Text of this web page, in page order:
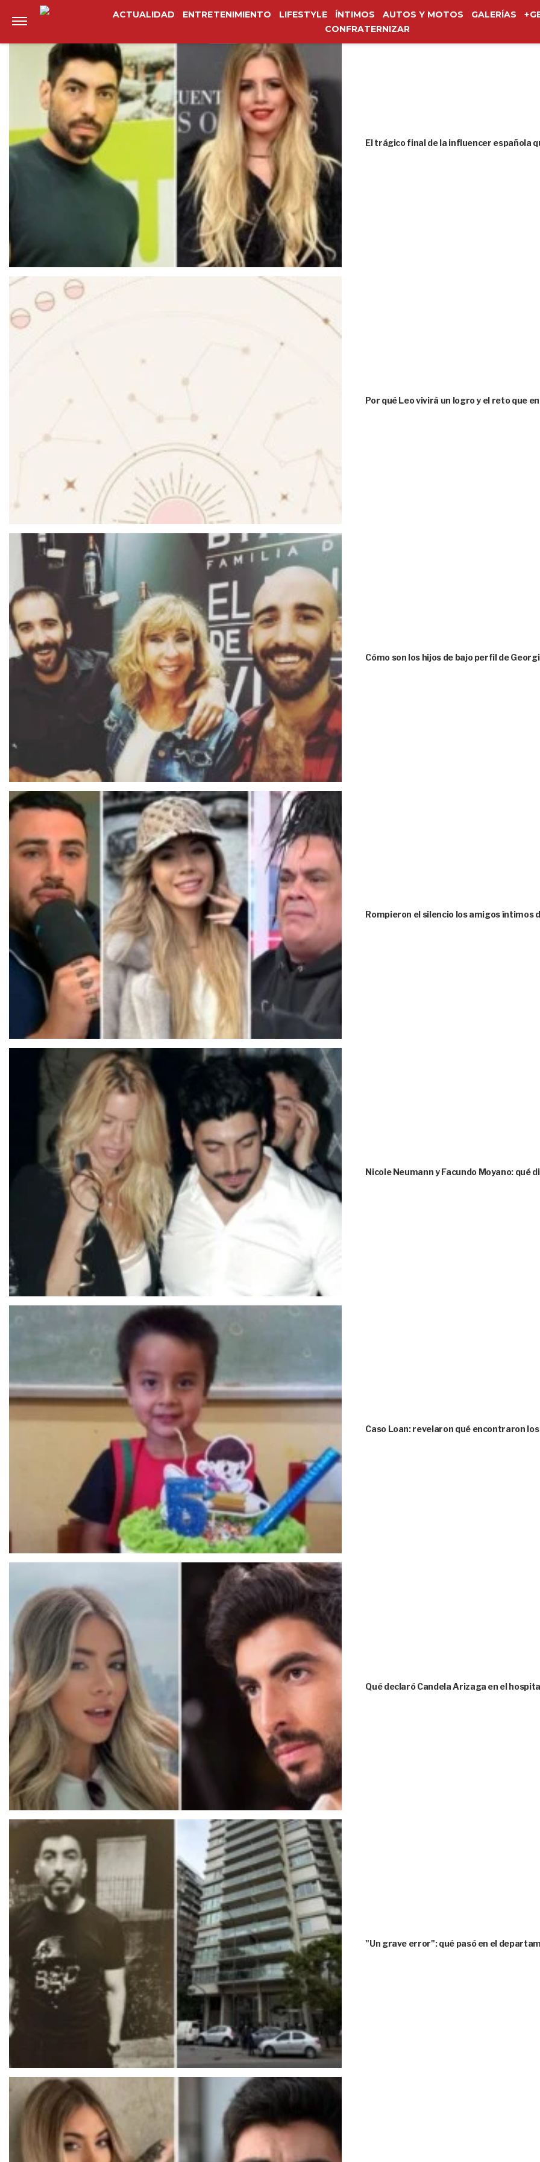
ACTUALIDAD ENTRETENIMIENTO LIFESTYLE ÍNTIMOS AUTOS Y MOTOS GALERÍAS
CONFRATERNIZAR
Anterior
El trágico final de la influencer española
Por qué Leo vivirá un logro y el reto que
Cómo son los hijos de bajo perfil de
Rompieron el silencio los amigos íntimos
Nicole Neumann y Facundo Moyano: qué
Caso Loan: revelaron qué encontraron
Qué declaró Candela Arizaga en el
"Un grave error": qué pasó en el
Siguiente